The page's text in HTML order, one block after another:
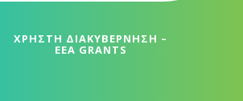
ΧΡΗΣΤΗ ΔΙΑΚΥΒΕΡΝΗΣΗ –
EEA GRANTS